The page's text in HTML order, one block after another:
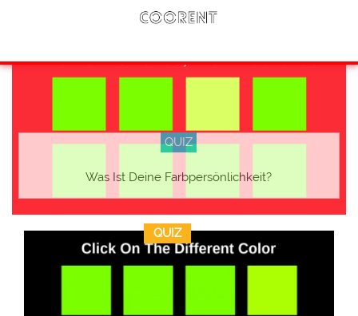
QUIZ
Was Ist Deine Farbpersönlichkeit?
QUIZ